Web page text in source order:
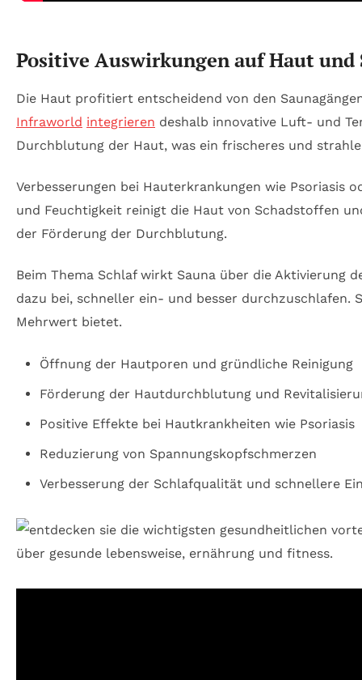
Positive Auswirkungen auf Haut
Die Haut profitiert entscheidend von den
Infraworld integrieren deshalb innovative Luft- und
Durchblutung der Haut, was ein frischeres und
Verbesserungen bei Hauterkrankungen wie Psoriasis
und Feuchtigkeit reinigt die Haut von Schadstoffen
der Förderung der Durchblutung.
Beim Thema Schlaf wirkt Sauna über die Aktivierung
dazu bei, schneller ein- und besser durchzuschlafen.
Mehrwert bietet.
Öffnung der Hautporen und gründliche Reinigung
Förderung der Hautdurchblutung und
Positive Effekte bei Hautkrankheiten wie Psoriasis
Reduzierung von Spannungskopfschmerzen
Verbesserung der Schlafqualität und schnellere